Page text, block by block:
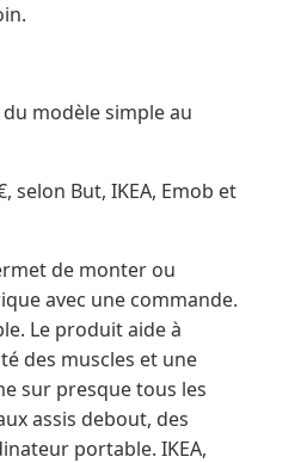
modèle simple au
selon But, IKEA, Emob et
de monter ou
avec une commande.
Le produit aide à
des muscles et une
sur presque tous les
assis debout, des
portable. IKEA,